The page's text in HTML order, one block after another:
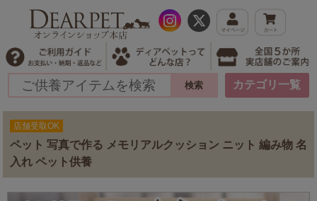
カテゴリ一覧
店舗受取OK
ペット 写真で作る メモリアルクッション ニット 編み物 名
入れ ペット供養